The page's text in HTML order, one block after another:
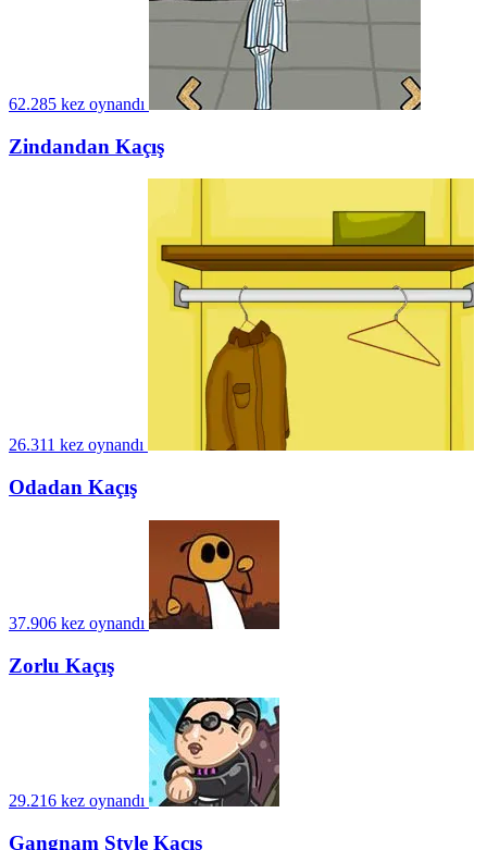
62.285 kez oynandı
Zindandan Kaçış
26.311 kez oynandı
Odadan Kaçış
37.906 kez oynandı
Zorlu Kaçış
29.216 kez oynandı
Gangnam Style Kaçış